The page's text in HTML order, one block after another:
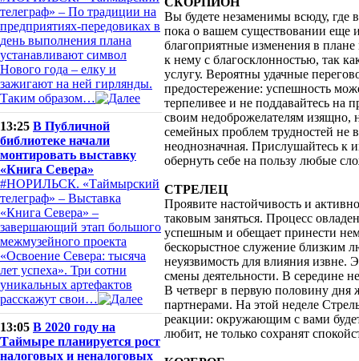
телеграф» – По традиции на
предприятиях-передовиках в
день выполнения плана
устанавливают символ
Нового года – елку и
зажигают на ней гирлянды.
Таким образом…
13:25 В Публичной
библиотеке начали
монтировать выставку
«Книга Севера»
#НОРИЛЬСК. «Таймырский
телеграф» – Выставка
«Книга Севера» –
завершающий этап большого
межмузейного проекта
«Освоение Севера: тысяча
лет успеха». Три сотни
уникальных артефактов
расскажут свои…
13:05 В 2020 году на
Таймыре планируется рост
налоговых и неналоговых
Вы будете незаменимы всюду, где
пока о вашем существовании еще
благоприятные изменения в
к нему с благосклонностью, так
услугу. Вероятны удачные
предостережение: успешность
терпеливее и не поддавайтесь на
своим недоброжелателям изящно,
семейных проблем трудностей не
неоднозначная. Прислушайтесь к
обернуть себе на пользу любые
СТРЕЛЕЦ
Проявите настойчивость и
таковым заняться. Процесс
успешным и обещает принести
бескорыстное служение близким
неуязвимость для влияния извне.
смены деятельности. В середине
В четверг в первую половину дня
партнерами. На этой неделе
реакции: окружающим с вами
любит, не только сохранят